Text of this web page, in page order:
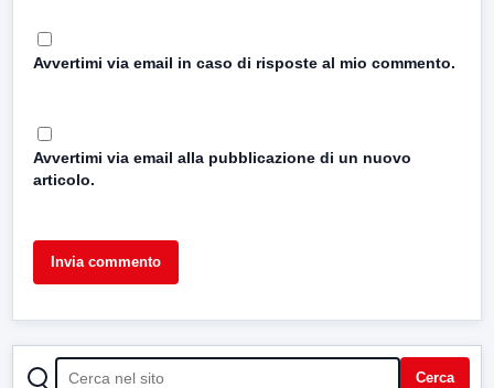
Avvertimi via email in caso di risposte al mio commento.
Avvertimi via email alla pubblicazione di un nuovo
articolo.
CERCA Cerca